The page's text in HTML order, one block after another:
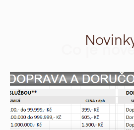
Co je